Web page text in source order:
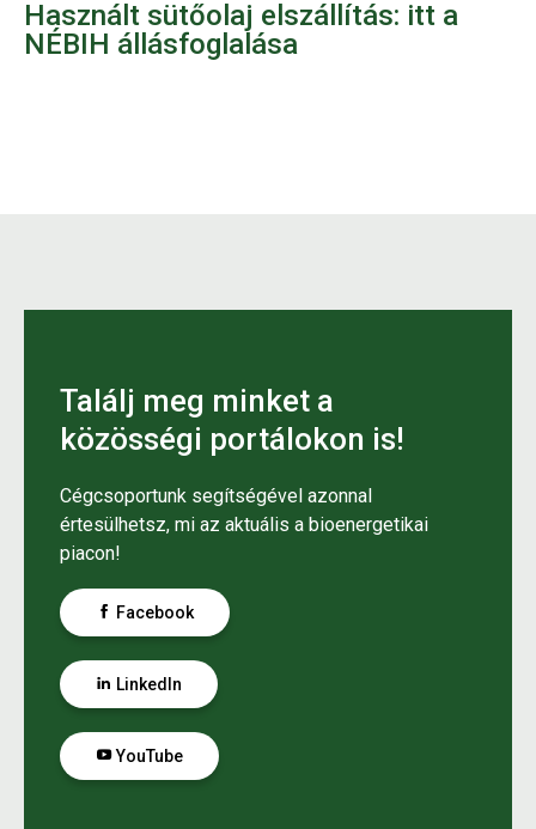
Használt sütőolaj elszállítás: itt a
NÉBIH állásfoglalása
Találj meg minket a
közösségi portálokon is!
Cégcsoportunk segítségével azonnal
értesülhetsz, mi az aktuális a bioenergetikai
piacon!
Facebook
LinkedIn
YouTube